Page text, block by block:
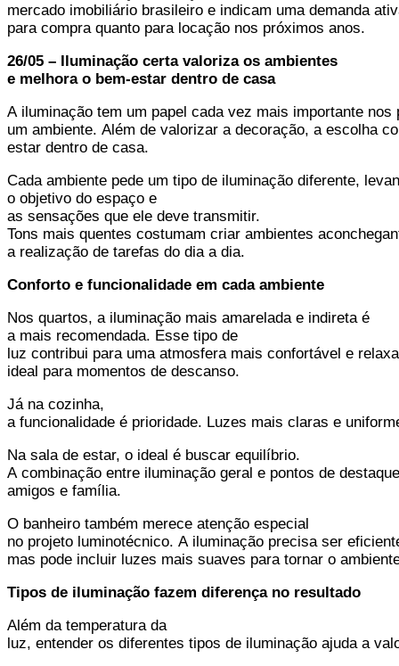
mercado imobiliário brasileiro e indicam uma demanda
para compra quanto para locação nos próximos anos.
26/05 – Iluminação certa valoriza os ambientes
e melhora o bem-estar dentro de casa
A iluminação tem um papel cada vez mais importante
um ambiente. Além de valorizar a decoração, a escolha
estar dentro de casa.
Cada ambiente pede um tipo de iluminação diferente,
o objetivo do espaço e
as sensações que ele deve transmitir.
Tons mais quentes costumam criar ambientes
a realização de tarefas do dia a dia.
Conforto e funcionalidade em cada ambiente
Nos quartos, a iluminação mais amarelada e indireta é
a mais recomendada. Esse tipo de
luz contribui para uma atmosfera mais confortável e
ideal para momentos de descanso.
Já na cozinha,
a funcionalidade é prioridade. Luzes mais claras e
Na sala de estar, o ideal é buscar equilíbrio.
A combinação entre iluminação geral e pontos de
amigos e família.
O banheiro também merece atenção especial
no projeto luminotécnico. A iluminação precisa ser
mas pode incluir luzes mais suaves para tornar o
Tipos de iluminação fazem diferença no resultado
Além da temperatura da
luz, entender os diferentes tipos de iluminação ajuda a